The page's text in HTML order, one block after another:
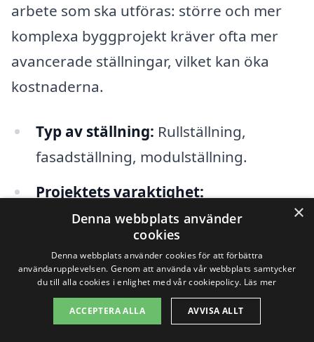
arbete som ska utföras: större och mer
komplexa byggprojekt kräver ofta mer
avancerade ställningar, vilket kan öka
kostnaderna.
Typ av ställning: Rullställning,
fasadställning, modulställning.
Projektets varaktighet:
Korttidsuthyrning eller
långtidslösning.
Arbetsplatsens höjd:Högre
ställningar kan kräva mer material och
säkerhetsutrustning.
×
Denna webbplats använder
cookies
Denna webbplats använder cookies för att förbättra
användarupplevelsen. Genom att använda vår webbplats samtycker
du till alla cookies i enlighet med vår cookiepolicy. Läs mer
ACCEPTERA ALLA AVVISA ALLT